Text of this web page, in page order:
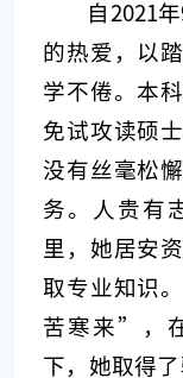
自2021
的热爱，以
学不倦。本
免试攻读硕
没有丝毫松
务。人贵有
里，她居安
取专业知识
苦寒来”，
下，她取得